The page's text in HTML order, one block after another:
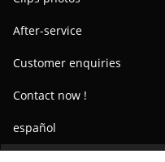
After-service
Customer enquiries
Contact now !
español